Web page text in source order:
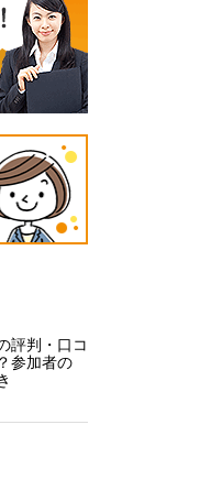
評判・口コ
参加者の